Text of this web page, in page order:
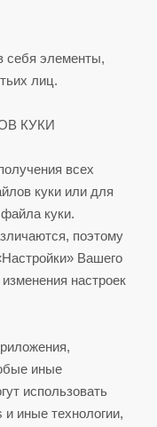
себя элементы,
лиц.
КУКИ
всех
куки или для
куки.
поэтому
Вашего
настроек
иные
использовать
иные технологии,